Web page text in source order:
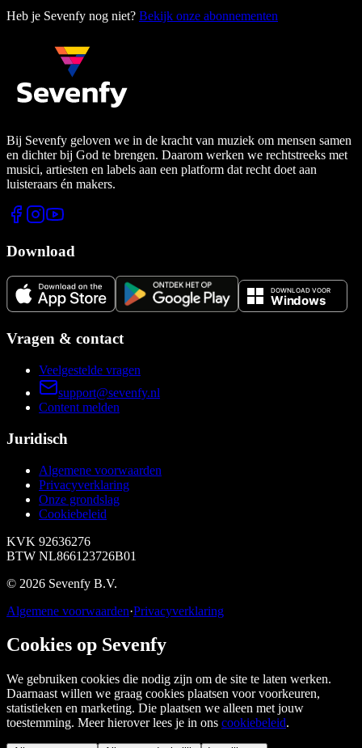
Heb je Sevenfy nog niet? Bekijk onze abonnementen
Bij Sevenfy geloven we in de kracht van muziek om mensen samen
en dichter bij God te brengen. Daarom werken we rechtstreeks met
musici, artiesten en labels aan een platform dat recht doet aan
luisteraars én makers.
Download
Vragen & contact
Veelgestelde vragen
support@sevenfy.nl
Content melden
Juridisch
Algemene voorwaarden
Privacyverklaring
Onze grondslag
Cookiebeleid
KVK 92636276
BTW NL866123726B01
© 2026 Sevenfy B.V.
Algemene voorwaarden·Privacyverklaring
Cookies op Sevenfy
We gebruiken cookies die nodig zijn om de site te laten werken.
Daarnaast willen we graag cookies plaatsen voor voorkeuren,
statistieken en marketing. Die plaatsen we alleen met jouw
toestemming. Meer hierover lees je in ons cookiebeleid.